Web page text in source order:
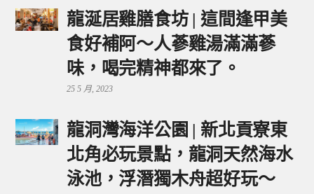
龍涎居雞膳食坊 | 這間逢甲美
食好補阿～人蔘雞湯滿滿蔘
味，喝完精神都來了。
25 5 月, 2023
龍洞灣海洋公園 | 新北貢寮東
北角必玩景點，龍洞天然海水
泳池，浮潛獨木舟超好玩～